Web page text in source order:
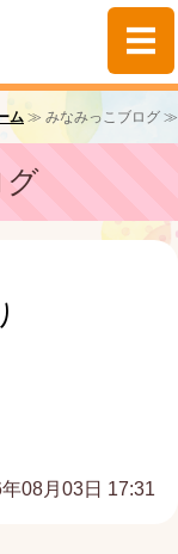
福祉法人や
ム ≫ みなみっこブログ ≫
グ
08月03日 17:31